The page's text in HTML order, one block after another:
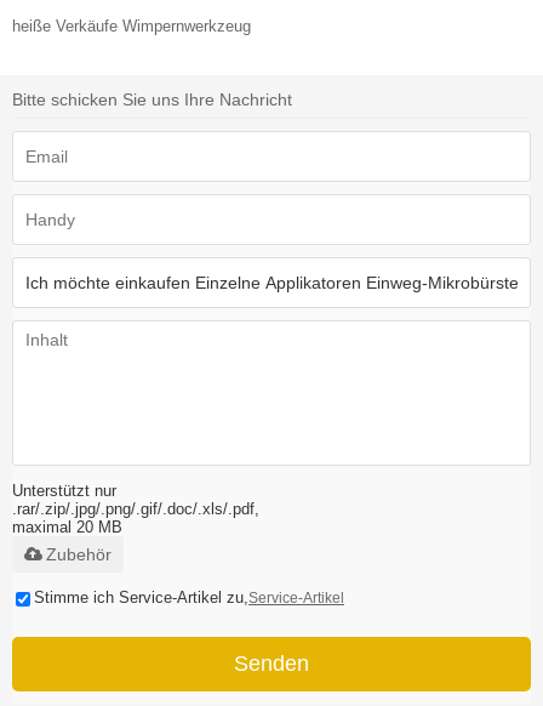
heiße Verkäufe Wimpernwerkzeug
Bitte schicken Sie uns Ihre Nachricht
Unterstützt nur
.rar/.zip/.jpg/.png/.gif/.doc/.xls/.pdf,
maximal 20 MB
Zubehör
Stimme ich Service-Artikel zu, Service-Artikel
Senden